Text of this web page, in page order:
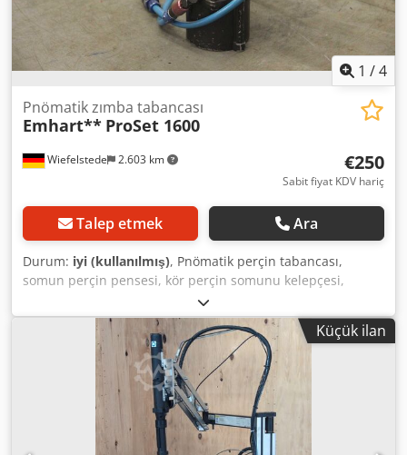
1 /4
Wiefelstede 2.603 km
Pnömatik zımba tabancası
Emhart** ProSet 1600
€250
Sabit fiyat KDV hariç
Talep etmek Ara
Durum: iyi (kullanılmış), Pnömatik perçin tabancası,
somun perçin pensesi, kör perçin somunu kelepçesi,
pnömatik perçinleme aleti, kör perçin tabancası, kör perçin
-Basınçlı havalı perçin tabancası -Uygulama aralığı: 2,0 -
4,0 mm -Boyutlar: 275/80/Y220 mm -Ağırlık: 1,3 kg Chodpfx
Aaegzhxts Toa
Küçük ilan